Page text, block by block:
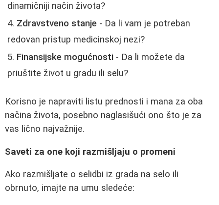
dinamičniji način života?
Zdravstveno stanje - Da li vam je potreban
redovan pristup medicinskoj nezi?
Finansijske mogućnosti - Da li možete da
priuštite život u gradu ili selu?
Korisno je napraviti listu prednosti i mana za oba
načina života, posebno naglasišući ono što je za
vas lično najvažnije.
Saveti za one koji razmišljaju o promeni
Ako razmišljate o selidbi iz grada na selo ili
obrnuto, imajte na umu sledeće: